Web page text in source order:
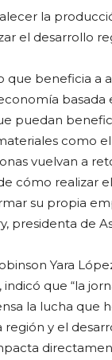
la
el desarrollo
que beneficia a
basada
puedan
como
vuelvan a
cómo realizar
su propia
presidenta de
Yara
indicó que “la
la lucha que
región y el